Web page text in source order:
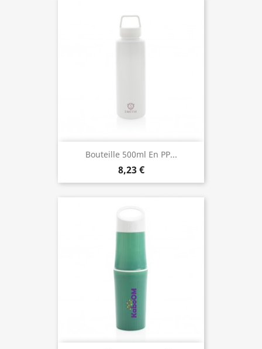
Bouteille 500ml En PP...
8,23 €